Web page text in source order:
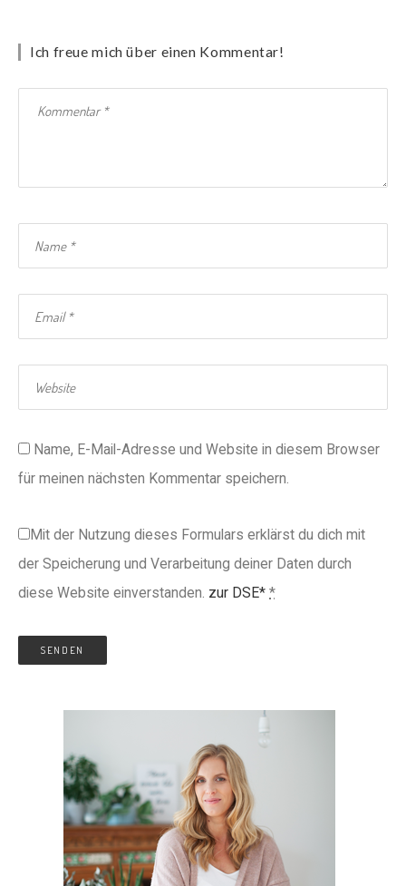
Ich freue mich über einen Kommentar!
Name, E-Mail-Adresse und Website in diesem Browser
für meinen nächsten Kommentar speichern.
Mit der Nutzung dieses Formulars erklärst du dich mit
der Speicherung und Verarbeitung deiner Daten durch
diese Website einverstanden. zur DSE* *